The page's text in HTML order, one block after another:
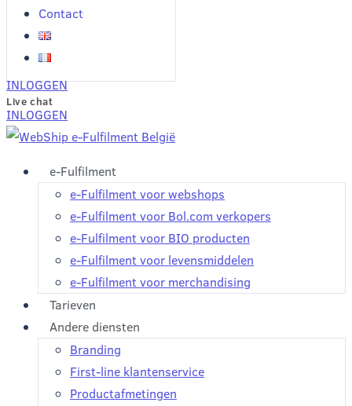
Contact
INLOGGEN
Live chat
INLOGGEN
e-Fulfilment
e-Fulfilment voor webshops
e-Fulfilment voor Bol.com verkopers
e-Fulfilment voor BIO producten
e-Fulfilment voor levensmiddelen
e-Fulfilment voor merchandising
Tarieven
Andere diensten
Branding
First-line klantenservice
Productafmetingen